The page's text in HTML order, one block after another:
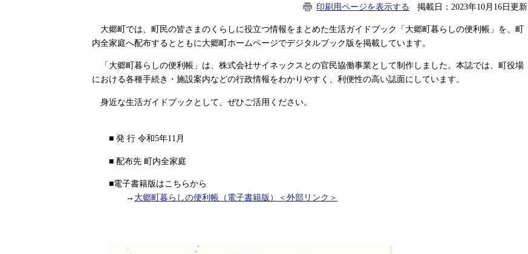
印刷用ページを表示する 掲載日：2023年10月16日更新
大郷町では、町民の皆さまのくらしに役立つ情報をまとめた生活ガイドブック「大郷町暮らしの便利帳」を、町
内全家庭へ配布するとともに大郷町ホームページでデジタルブック版を掲載しています。
「大郷町暮らしの便利帳」は、株式会社サイネックスとの官民協働事業として制作しました。本誌では、町役場
における各種手続き・施設案内などの行政情報をわかりやすく、利便性の高い誌面にしています。
身近な生活ガイドブックとして、ぜひご活用ください。
■ 発 行 令和5年11月
■ 配布先 町内全家庭
■電子書籍版はこちらから
→ 大郷町暮らしの便利帳（電子書籍版） ＜外部リンク＞